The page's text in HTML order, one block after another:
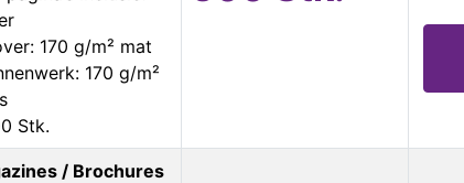
170 g/m² mat
170 g/m²
Stk.
/ Brochures